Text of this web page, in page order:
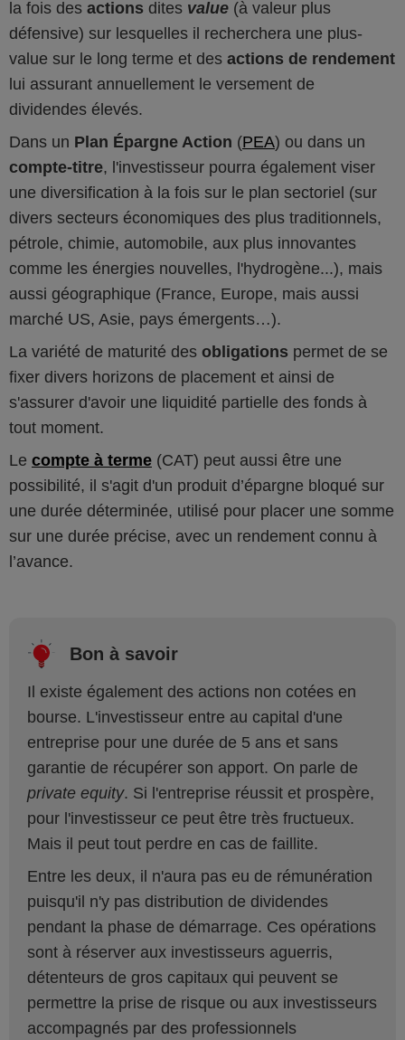
la fois des actions dites value (à valeur plus
défensive) sur lesquelles il recherchera une plus-
value sur le long terme et des actions de rendement
lui assurant annuellement le versement de
dividendes élevés.
Dans un Plan Épargne Action (PEA) ou dans un
compte-titre, l'investisseur pourra également viser
une diversification à la fois sur le plan sectoriel (sur
divers secteurs économiques des plus traditionnels,
pétrole, chimie, automobile, aux plus innovantes
comme les énergies nouvelles, l'hydrogène...), mais
aussi géographique (France, Europe, mais aussi
marché US, Asie, pays émergents…).
La variété de maturité des obligations permet de se
fixer divers horizons de placement et ainsi de
s'assurer d'avoir une liquidité partielle des fonds à
tout moment.
Le compte à terme (CAT) peut aussi être une
possibilité, il s'agit d'un produit d’épargne bloqué sur
une durée déterminée, utilisé pour placer une somme
sur une durée précise, avec un rendement connu à
l’avance.
Bon à savoir
Il existe également des actions non cotées en
bourse. L'investisseur entre au capital d'une
entreprise pour une durée de 5 ans et sans
garantie de récupérer son apport. On parle de
private equity. Si l'entreprise réussit et prospère,
pour l'investisseur ce peut être très fructueux.
Mais il peut tout perdre en cas de faillite.
Entre les deux, il n'aura pas eu de rémunération
puisqu'il n'y pas distribution de dividendes
pendant la phase de démarrage. Ces opérations
sont à réserver aux investisseurs aguerris,
détenteurs de gros capitaux qui peuvent se
permettre la prise de risque ou aux investisseurs
accompagnés par des professionnels